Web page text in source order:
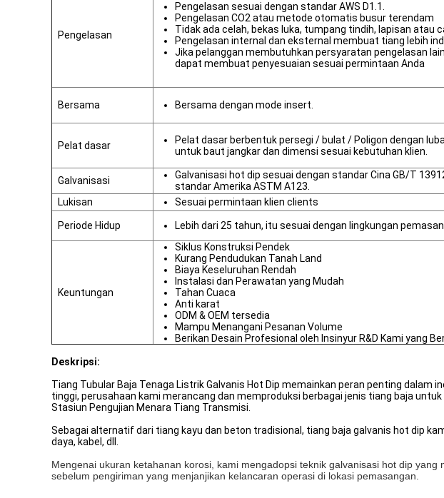
Pengelasan
Pengelasan sesuai dengan standar AWS D1.1.
Pengelasan CO2 atau metode otomatis busur terendam
Tidak ada celah, bekas luka, tumpang tindih, lapisan atau
Pengelasan internal dan eksternal membuat tiang lebih
Jika pelanggan membutuhkan persyaratan pengelasan
dapat membuat penyesuaian sesuai permintaan Anda
Bersama Bersama dengan mode insert.
Pelat dasar
Pelat dasar berbentuk persegi / bulat / Poligon dengan
untuk baut jangkar dan dimensi sesuai kebutuhan klien.
Galvanisasi
Galvanisasi hot dip sesuai dengan standar Cina GB/T
standar Amerika ASTM A123.
Lukisan
Sesuai permintaan klien clients
Periode Hidup Lebih dari 25 tahun, itu sesuai dengan lingkungan
Keuntungan
Siklus Konstruksi Pendek
Kurang Pendudukan Tanah Land
Biaya Keseluruhan Rendah
Instalasi dan Perawatan yang Mudah
Tahan Cuaca
Anti karat
ODM & OEM tersedia
Mampu Menangani Pesanan Volume
Berikan Desain Profesional oleh Insinyur R&D Kami yang
Deskripsi:
Tiang Tubular Baja Tenaga Listrik Galvanis Hot Dip memainkan peran penting
tinggi, perusahaan kami merancang dan memproduksi berbagai jenis tiang baja
Stasiun Pengujian Menara Tiang Transmisi.
Sebagai alternatif dari tiang kayu dan beton tradisional, tiang baja galvanis hot dip
daya, kabel, dll.
Mengenai ukuran ketahanan korosi, kami mengadopsi teknik galvanisasi hot dip
sebelum pengiriman yang menjanjikan kelancaran operasi di lokasi pemasangan.